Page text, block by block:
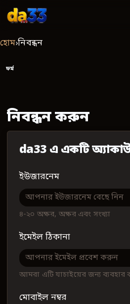
হোম›নিবন্ধন
ফর্ম
নিবন্ধন করুন
da33 এ একটি
ইউজারনেম
৪-২০ অক্ষর, অক্ষর এবং সংখ্যা
ইমেইল ঠিকানা
আমরা এটি যাচাইয়ের জন্য ব্যবহার
মোবাইল নম্বর